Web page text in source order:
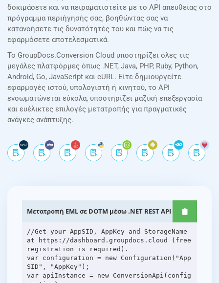
δοκιμάσετε και να πειραματιστείτε με το API απευθείας στο
πρόγραμμα περιήγησής σας, βοηθώντας σας να
κατανοήσετε τις δυνατότητές του και πώς να τις
εφαρμόσετε αποτελεσματικά.
Το GroupDocs.Conversion Cloud υποστηρίζει όλες τις
μεγάλες πλατφόρμες όπως .NET, Java, PHP, Ruby, Python,
Android, Go, JavaScript και cURL. Είτε δημιουργείτε
εφαρμογές ιστού, υπολογιστή ή κινητού, το API
ενσωματώνεται εύκολα, υποστηρίζει μαζική επεξεργασία
και ευέλικτες επιλογές μετατροπής για πραγματικές
ανάγκες ανάπτυξης.
Μετατροπή EML σε DOTM μέσω .NET REST API
//Get your AppSID, AppKey and StorageName
at https://dashboard.groupdocs.cloud (free
registration is required).
var configuration = new Configuration("App
SID", "AppKey");
var apiInstance = new ConversionApi(config